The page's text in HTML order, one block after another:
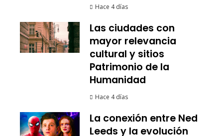
Hace 4 días
Las ciudades con
mayor relevancia
cultural y sitios
Patrimonio de la
Humanidad
Hace 4 días
La conexión entre Ned
Leeds y la evolución